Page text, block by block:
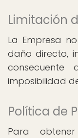
Limitación
La Empresa
daño directo,
imposibilidad
Política de
Para